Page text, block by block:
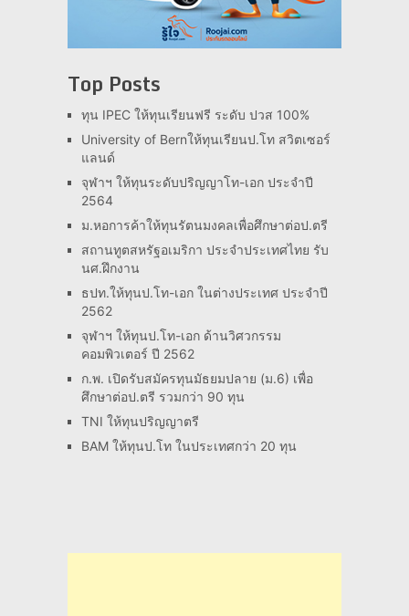
Top Posts
ทุน IPEC ให้ทุนเรียนฟรี ระดับ ปวส 100%
University of Bernให้ทุนเรียนป.โท สวิตเซอร์
แลนด์
จุฬาฯ ให้ทุนระดับปริญญาโท-เอก ประจำปี
2564
ม.หอการค้าให้ทุนรัตนมงคลเพื่อศึกษาต่อป.ตรี
สถานทูตสหรัฐอเมริกา ประจำประเทศไทย รับ
นศ.ฝึกงาน
ธปท.ให้ทุนป.โท-เอก ในต่างประเทศ ประจำปี
2562
จุฬาฯ ให้ทุนป.โท-เอก ด้านวิศวกรรม
คอมพิวเตอร์ ปี 2562
ก.พ. เปิดรับสมัครทุนมัธยมปลาย (ม.6) เพื่อ
ศึกษาต่อป.ตรี รวมกว่า 90 ทุน
TNI ให้ทุนปริญญาตรี
BAM ให้ทุนป.โท ในประเทศกว่า 20 ทุน